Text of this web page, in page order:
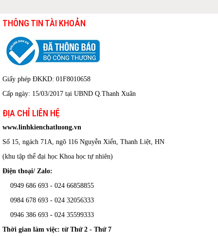
THÔNG TIN TÀI KHOẢN
Giấy phép ĐKKD: 01F8010658
Cấp ngày: 15/03/2017 tại UBND Q.Thanh Xuân
ĐỊA CHỈ LIÊN HỆ
www.linhkienchatluong.vn
Số 15, ngách 71A, ngõ 116 Nguyễn Xiển, Thanh Liệt, HN
(khu tập thể đại học Khoa học tự nhiên)
Điện thoại/ Zalo:
0949 686 693 - 024 66858855
0984 678 693 - 024 32056333
0946 386 693 - 024 35599333
Thời gian làm việc: từ Thứ 2 - Thứ 7